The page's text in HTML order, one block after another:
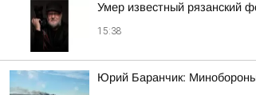
Умер известный рязанский
15:38
Юрий Баранчик: